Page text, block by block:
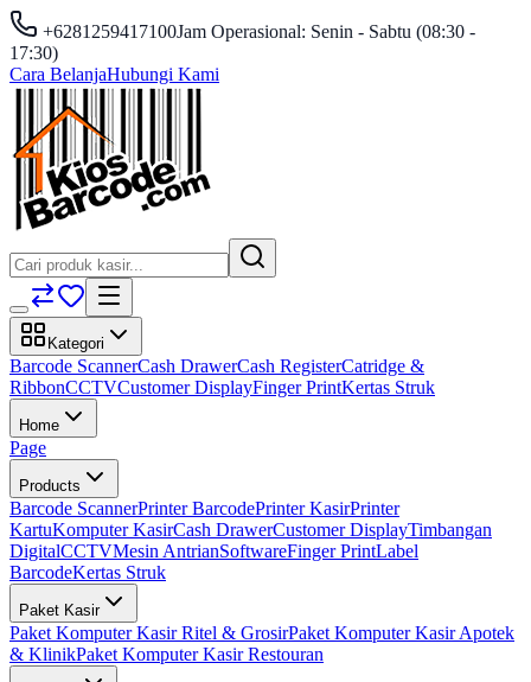
+6281259417100Jam Operasional: Senin - Sabtu (08:30 -
17:30)
Cara BelanjaHubungi Kami
Kategori
Barcode ScannerCash DrawerCash RegisterCatridge &
RibbonCCTVCustomer DisplayFinger PrintKertas Struk
Home
Page
Products
Barcode ScannerPrinter BarcodePrinter KasirPrinter
KartuKomputer KasirCash DrawerCustomer DisplayTimbangan
DigitalCCTVMesin AntrianSoftwareFinger PrintLabel
BarcodeKertas Struk
Paket Kasir
Paket Komputer Kasir Ritel & GrosirPaket Komputer Kasir Apotek
& KlinikPaket Komputer Kasir Restouran